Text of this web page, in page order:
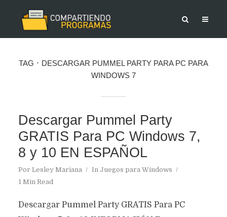
TAG
DESCARGAR PUMMEL PARTY PARA PC PARA
WINDOWS 7
Descargar Pummel Party
GRATIS Para PC Windows 7,
8 y 10 EN ESPAÑOL
Por Lesley Mariana In Juegos para Windows
1 Min Read
Descargar Pummel Party GRATIS Para PC